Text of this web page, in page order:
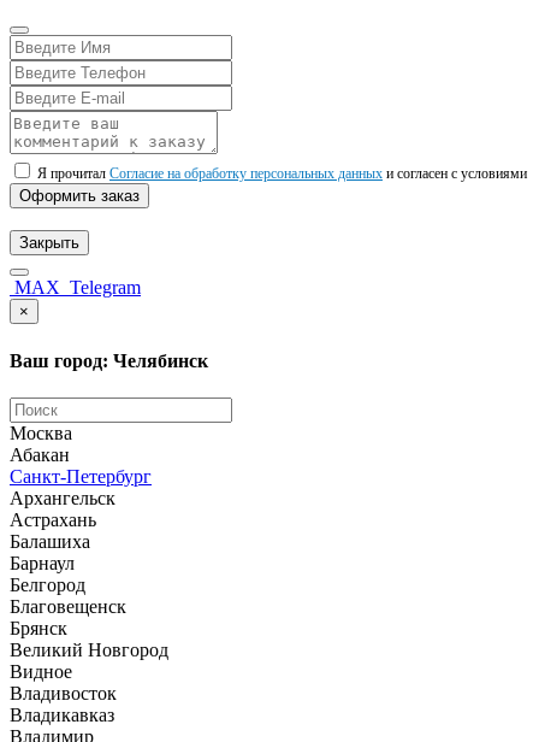
Я прочитал Согласие на обработку персональных данных и согласен с условиями
Оформить заказ
Закрыть
MAX Telegram
×
Ваш город: Челябинск
Москва
Абакан
Санкт-Петербург
Архангельск
Астрахань
Балашиха
Барнаул
Белгород
Благовещенск
Брянск
Великий Новгород
Видное
Владивосток
Владикавказ
Владимир